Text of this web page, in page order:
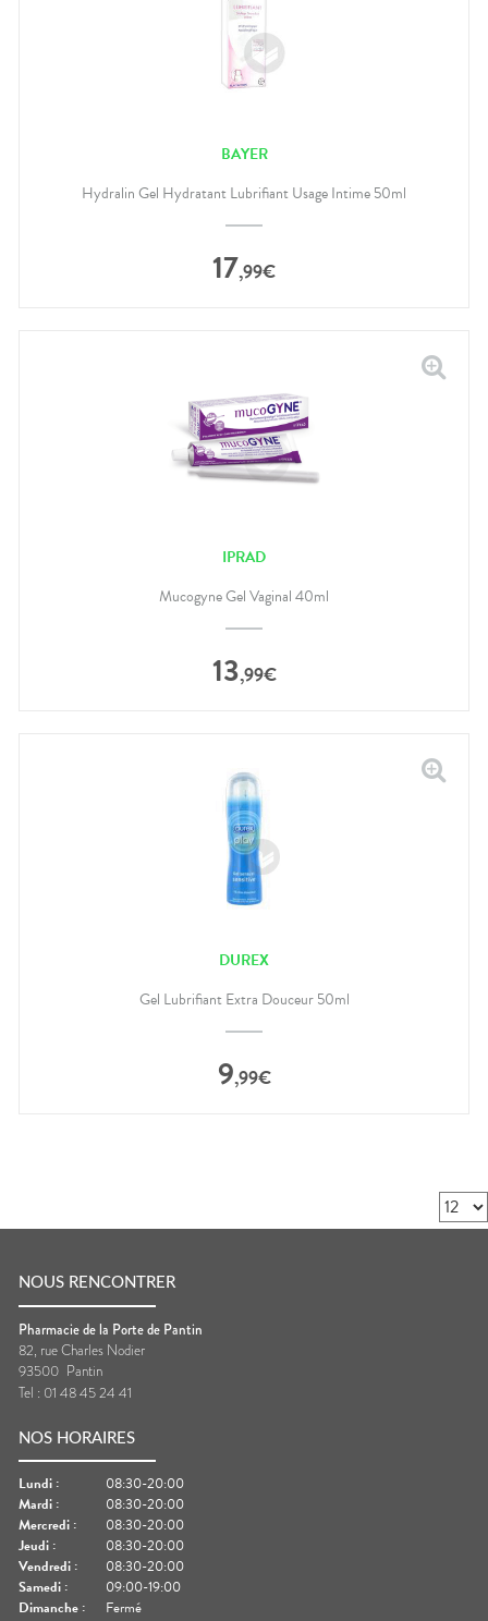
BAYER
Hydralin Gel Hydratant Lubrifiant Usage Intime 50ml
17,99€
IPRAD
Mucogyne Gel Vaginal 40ml
13,99€
DUREX
Gel Lubrifiant Extra Douceur 50ml
9,99€
NOUS RENCONTRER
Pharmacie de la Porte de Pantin
82, rue Charles Nodier
93500 Pantin
Tel : 01 48 45 24 41
NOS HORAIRES
Lundi :
08:30-20:00
Mardi :
08:30-20:00
Mercredi :
08:30-20:00
Jeudi :
08:30-20:00
Vendredi :
08:30-20:00
Samedi :
09:00-19:00
Dimanche : Fermé